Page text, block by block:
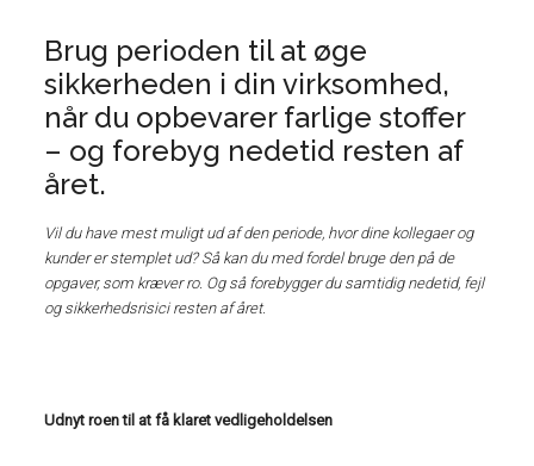
Brug perioden til at øge
sikkerheden i din virksomhed,
når du opbevarer farlige stoffer
– og forebyg nedetid resten af
året.
Vil du have mest muligt ud af den periode, hvor dine kollegaer og
kunder er stemplet ud? Så kan du med fordel bruge den på de
opgaver, som kræver ro. Og så forebygger du samtidig nedetid, fejl
og sikkerhedsrisici resten af året.
Udnyt roen til at få klaret vedligeholdelsen